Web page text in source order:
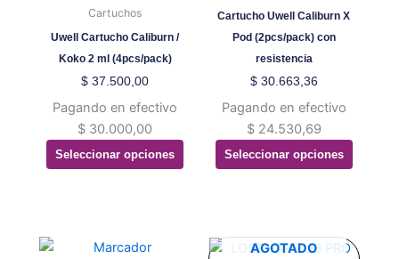
Cartuchos
Uwell Cartucho Caliburn /
Koko 2 ml (4pcs/pack)
$ 37.500,00
Pagando en efectivo
$ 30.000,00
Seleccionar opciones
opciones
se
pueden
elegir
la
página
de
Cartucho Uwell Caliburn X
Pod (2pcs/pack) con
resistencia
$30.663,36
Pagando en efectivo
$24.530,69
Seleccionar opciones
opciones
se
pueden
elegir
la
página
de
AGOTADO
Este